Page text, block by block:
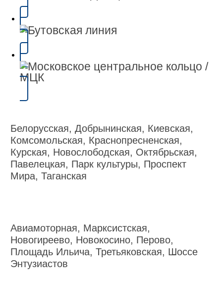
Белорусская, Добрынинская, Киевская,
Комсомольская, Краснопресненская,
Курская, Новослободская, Октябрьская,
Павелецкая, Парк культуры, Проспект
Мира, Таганская
Авиамоторная, Марксистская,
Новогиреево, Новокосино, Перово,
Площадь Ильича, Третьяковская, Шоссе
Энтузиастов